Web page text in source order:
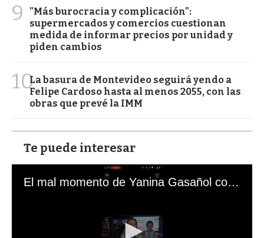
9
"Más burocracia y complicación":
supermercados y comercios cuestionan
medida de informar precios por unidad y
piden cambios
10La basura de Montevideo seguirá yendo a
Felipe Cardoso hasta al menos 2055, con las
obras que prevé la IMM
Te puede interesar
El mal momento de Yanina Gasañol con un hincha argentino en "Subrayado"